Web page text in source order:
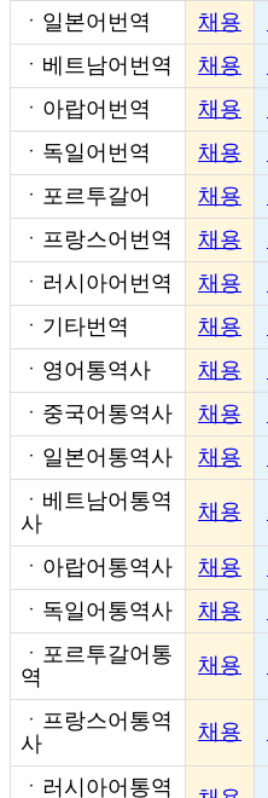
ㆍ 일본어번역 채용
ㆍ 베트남어번역 채용
ㆍ 아랍어번역 채용
ㆍ 독일어번역 채용
ㆍ 포르투갈어 채용
ㆍ 프랑스어번역 채용
ㆍ 러시아어번역 채용
ㆍ 기타번역 채용
ㆍ 영어통역사 채용
ㆍ 중국어통역사 채용
ㆍ 일본어통역사 채용
ㆍ 베트남어통역
사
채용
ㆍ 아랍어통역사 채용
ㆍ 독일어통역사 채용
ㆍ 포르투갈어통
역
채용
ㆍ 프랑스어통역
사
채용
ㆍ 러시아어통역